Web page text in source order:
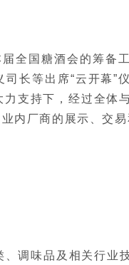
全国糖酒会的筹备
长等出席“云开幕”
支持下，经过全体
内厂商的展示、交易
调味品及相关行业